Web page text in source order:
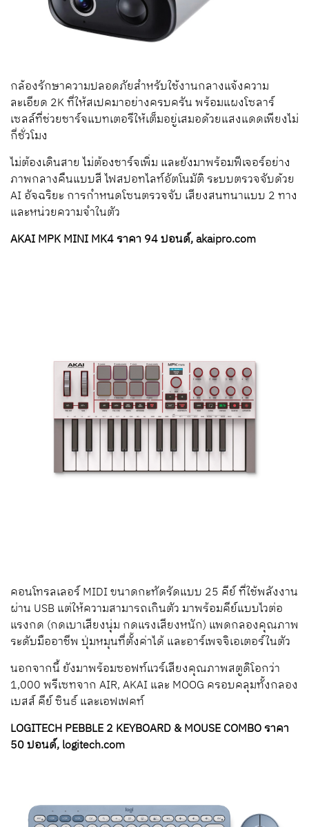
กล้องรักษาความปลอดภัยสำหรับใช้งานกลางแจ้งความ
ละเอียด 2K ที่ให้สเปคมาอย่างครบครัน พร้อมแผงโซลาร์
เซลล์ที่ช่วยชาร์จแบทเตอรีให้เต็มอยู่เสมอด้วยแสงแดดเพียงไม่
กี่ชั่วโมง
ไม่ต้องเดินสาย ไม่ต้องชาร์จเพิ่ม และยังมาพร้อมฟีเจอร์อย่าง
ภาพกลางคืนแบบสี ไฟสปอทไลท์อัตโนมัติ ระบบตรวจจับด้วย
AI อัจฉริยะ การกำหนดโซนตรวจจับ เสียงสนทนาแบบ 2 ทาง
และหน่วยความจำในตัว
AKAI MPK MINI MK4 ราคา 94 ปอนด์, akaipro.com
คอนโทรลเลอร์ MIDI ขนาดกะทัดรัดแบบ 25 คีย์ ที่ใช้พลังงาน
ผ่าน USB แต่ให้ความสามารถเกินตัว มาพร้อมคีย์แบบไวต่อ
แรงกด (กดเบาเสียงนุ่ม กดแรงเสียงหนัก) แพดกลองคุณภาพ
ระดับมืออาชีพ ปุ่มหมุนที่ตั้งค่าได้ และอาร์เพจจิเอเตอร์ในตัว
นอกจากนี้ ยังมาพร้อมซอฟท์แวร์เสียงคุณภาพสตูดิโอกว่า
1,000 พรีเซทจาก AIR, AKAI และ MOOG ครอบคลุมทั้งกลอง
เบสส์ คีย์ ซินธ์ และเอฟเฟคท์
LOGITECH PEBBLE 2 KEYBOARD & MOUSE COMBO ราคา
50 ปอนด์, logitech.com